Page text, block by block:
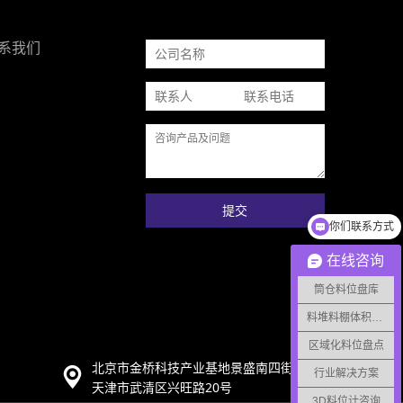
我们
提交
北京市金桥科技产业基地景盛南四街15号92B
天津市武清区兴旺路20号
在线咨询
筒仓料位盘库
料堆料棚体积监测
区域化料位盘点
行业解决方案
筒仓料位监测